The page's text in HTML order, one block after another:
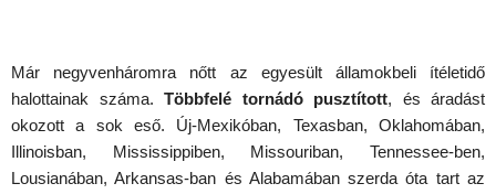
Már negyvenháromra nőtt az egyesült államokbeli ítéletidő
halottainak száma. Többfelé tornádó pusztított, és áradást
okozott a sok eső. Új-Mexikóban, Texasban, Oklahomában,
Illinoisban, Mississippiben, Missouriban, Tennessee-ben,
Lousianában, Arkansas-ban és Alabamában szerda óta tart az